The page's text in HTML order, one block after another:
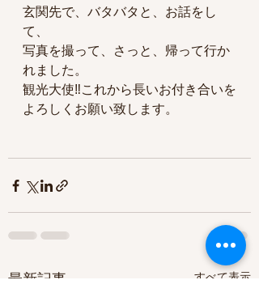
玄関先で、バタバタと、お話をし
て、
写真を撮って、さっと、帰って行か
れました。
観光大使‼️これから長いお付き合いを
よろしくお願い致します。
最新記事 すべて表示